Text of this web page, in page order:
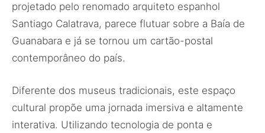
projetado pelo renomado arquiteto espanhol
Santiago Calatrava, parece flutuar sobre a Baía de
Guanabara e já se tornou um cartão-postal
contemporâneo do país.
Diferente dos museus tradicionais, este espaço
cultural propõe uma jornada imersiva e altamente
interativa. Utilizando tecnologia de ponta e